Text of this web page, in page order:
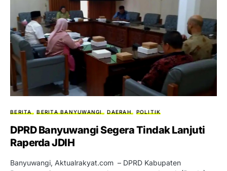
BERITA BERITA BANYUWANGI DAERAH POLITIK
DPRD Banyuwangi Segera Tindak Lanjuti
Raperda JDIH
Banyuwangi, Aktualrakyat.com – DPRD Kabupaten